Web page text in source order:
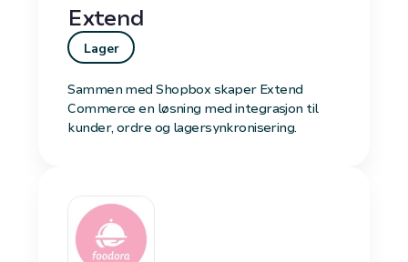
Extend
Lager
Sammen med Shopbox skaper Extend
Commerce en løsning med integrasjon til
kunder, ordre og lagersynkronisering.